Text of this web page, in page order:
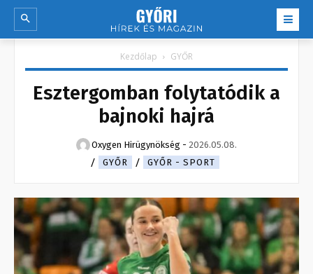
Kezdőlap GYŐR
Esztergomban folytatódik a
bajnoki hajrá
Oxygen Hirügynökség - 2026.05.08.
GYŐR
GYŐR - SPORT